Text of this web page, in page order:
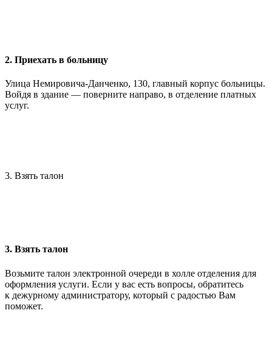
2. Приехать в больницу
Улица Немировича-Данченко, 130, главный корпус больницы.
Войдя в здание — поверните направо, в отделение платных
услуг.
3. Взять талон
3. Взять талон
Возьмите талон электронной очереди в холле отделения для
оформления услуги. Если у вас есть вопросы, обратитесь
к дежурному администратору, который с радостью Вам
поможет.